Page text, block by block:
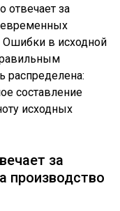
отвечает за
Ошибки в исходной
распределена:
составление
исходных
за
производство